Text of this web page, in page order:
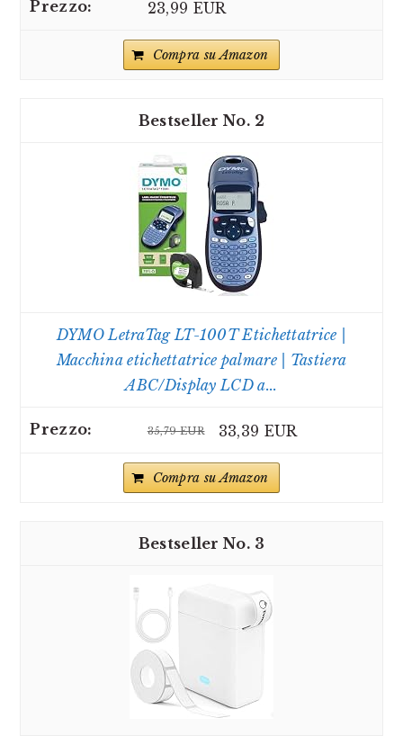
23,99 EUR
Compra su Amazon
2
DYMO LetraTag LT-100T Etichettatrice |
Macchina etichettatrice palmare | Tastiera
ABC/Display LCD a...
35,79 EUR 33,39 EUR
Compra su Amazon
3